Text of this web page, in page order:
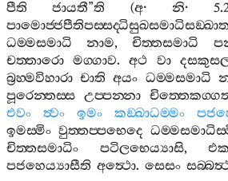
පීති
ජායතී”ති (අ·නි·
ධම‍්මසමාධි
නාම,චිත‍්තසමාධි
චත‍්තාරො මග‍්ගාව.අථ වා
බ්‍රහ‍්මවිහාරා චාති අයං ධම‍්මසමාධි
පූරෙන‍්තස‍්ස උප‍්පන‍්නා
එවං
ත්‍වං ඉමං කඞ‍්ඛාධම‍්මං
ඉමස‍්මිං වුත‍්තප‍්පභෙදෙ
චිත‍්තසමාධිං
පටිලභෙය්‍යාසි,
පජහෙය්‍යාසීති අත්‍ථො. සෙසං